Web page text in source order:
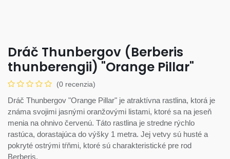
Dráč Thunbergov (Berberis
thunberengii) "Orange Pillar"
(0 recenzia)
Dráč Thunbergov "Orange Pillar" je atraktívna rastlina, ktorá je
známa svojimi jasnými oranžovými listami, ktoré sa na jeseň
menia na ohnivo červenú. Táto rastlina je stredne rýchlo
rastúca, dorastajúca do výšky 1 metra. Jej vetvy sú husté a
pokryté ostrými tŕňmi, ktoré sú charakteristické pre rod
Berberis.